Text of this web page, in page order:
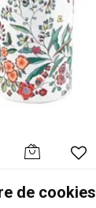
GIEN
de cookies